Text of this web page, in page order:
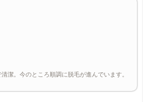
潔。今のところ順調に脱毛が進んでいます。